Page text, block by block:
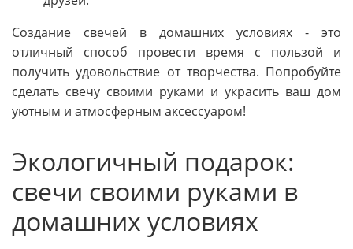
Создание свечей в домашних условиях - это
отличный способ провести время с пользой и
получить удовольствие от творчества. Попробуйте
сделать свечу своими руками и украсить ваш дом
уютным и атмосферным аксессуаром!
Экологичный подарок:
свечи своими руками в
домашних условиях